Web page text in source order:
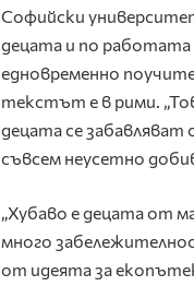
Софийски
децата и по работата
едновременно
текстът е в рими.
децата се забавляват
съвсем неусетно
„Хубаво е децата от
много
от идеята за